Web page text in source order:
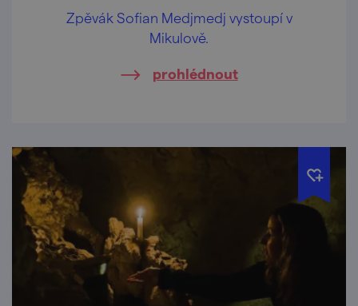
Zpěvák Sofian Medjmedj vystoupí v
Mikulově.
prohlédnout